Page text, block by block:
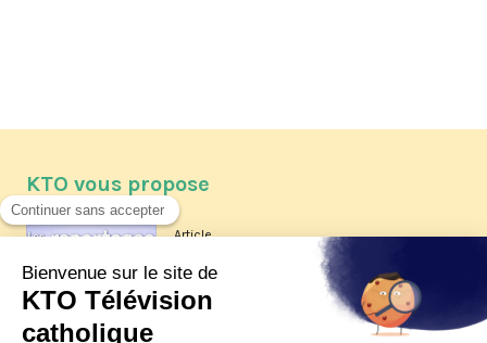
KTO vous propose
Article
Les reportages d'été 2026 de KTO